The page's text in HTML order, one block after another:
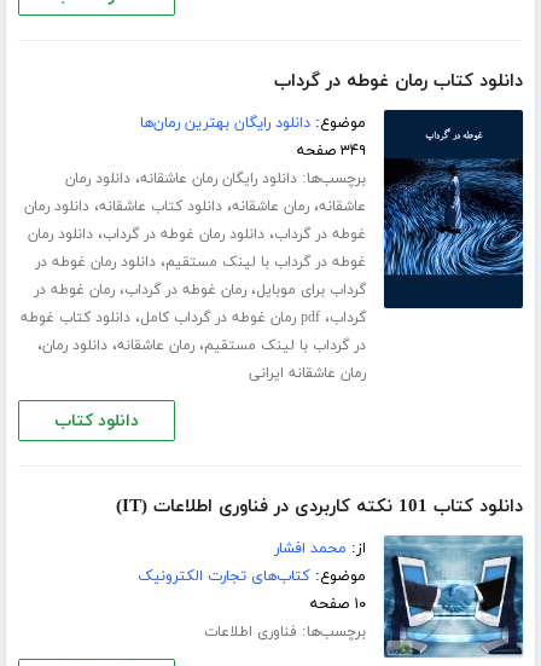
دانلود کتاب رمان غوطه در گرداب
موضوع:دانلود رایگان بهترین رمان‌ها
۳۴۹ صفحه
برچسب‌ها:دانلود رایگان رمان عاشقانه،دانلود رمان
عاشقانه،رمان عاشقانه،دانلود کتاب عاشقانه،دانلود رمان
غوطه در گرداب،دانلود رمان غوطه در گرداب،دانلود رمان
غوطه در گرداب با لینک مستقیم،دانلود رمان غوطه در
گرداب برای موبایل،رمان غوطه در گرداب،رمان غوطه در
گرداب،pdf رمان غوطه در گرداب کامل ،دانلود کتاب غوطه
در گرداب با لینک مستقیم،رمان عاشقانه،دانلود رمان،
رمان عاشقانه ایرانی
دانلود کتاب
دانلود کتاب 101 نکته کاربردی در فناوری اطلاعات (IT)
از: محمد افشار
موضوع:کتاب‌های تجارت الکترونیک
۱۰ صفحه
برچسب‌ها: فناوری اطلاعات